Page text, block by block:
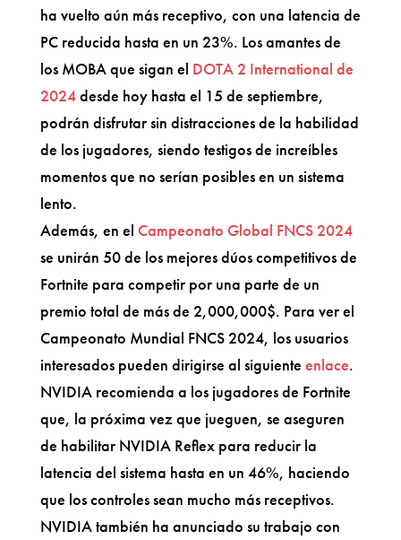
ha vuelto aún más receptivo, con una latencia de
PC reducida hasta en un 23%. Los amantes de
los MOBA que sigan el DOTA 2 International de
2024desde hoy hasta el 15 de septiembre,
podrán disfrutar sin distracciones de la habilidad
de los jugadores, siendo testigos de increíbles
momentos que no serían posibles en un sistema
lento.
Además, en el Campeonato Global FNCS 2024
se unirán 50 de los mejores dúos competitivos de
Fortnite para competir por una parte de un
premio total de más de 2,000,000$. Para ver el
Campeonato Mundial FNCS 2024, los usuarios
interesados pueden dirigirse al siguiente enlace.
NVIDIA recomienda a los jugadores de Fortnite
que, la próxima vez que jueguen, se aseguren
de habilitar NVIDIA Reflex para reducir la
latencia del sistema hasta en un 46%, haciendo
que los controles sean mucho más receptivos.
NVIDIA también ha anunciado su trabajo con